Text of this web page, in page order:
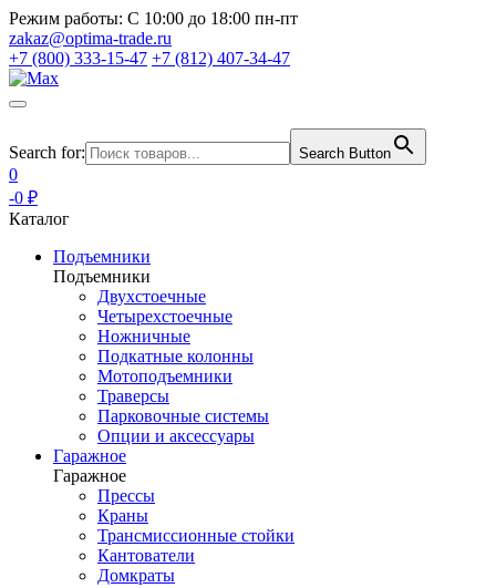
Режим работы: С 10:00 до 18:00 пн-пт
zakaz@optima-trade.ru
+7 (800) 333-15-47 +7 (812) 407-34-47
Search for: Search Button
0
-0 ₽
Каталог
Подъемники
Подъемники
Двухстоечные
Четырехстоечные
Ножничные
Подкатные колонны
Мотоподъемники
Траверсы
Парковочные системы
Опции и аксессуары
Гаражное
Гаражное
Прессы
Краны
Трансмиссионные стойки
Кантователи
Домкраты